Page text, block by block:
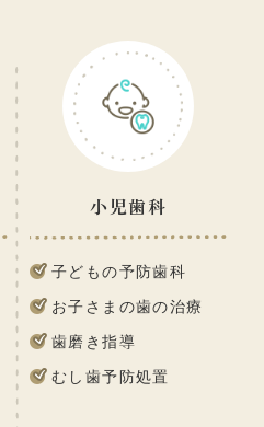
小児歯科
子どもの予防歯科
お子さまの歯の治療
歯磨き指導
むし歯予防処置